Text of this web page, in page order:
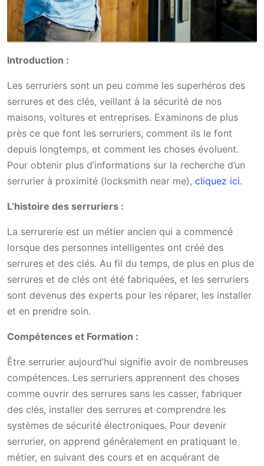
Introduction :
Les serruriers sont un peu comme les superhéros des
serrures et des clés, veillant à la sécurité de nos
maisons, voitures et entreprises. Examinons de plus
près ce que font les serruriers, comment ils le font
depuis longtemps, et comment les choses évoluent.
Pour obtenir plus d’informations sur la recherche d’un
serrurier à proximité (locksmith near me), cliquez ici.
L’histoire des serruriers :
La serrurerie est un métier ancien qui a commencé
lorsque des personnes intelligentes ont créé des
serrures et des clés. Au fil du temps, de plus en plus de
serrures et de clés ont été fabriquées, et les serruriers
sont devenus des experts pour les réparer, les installer
et en prendre soin.
Compétences et Formation :
Être serrurier aujourd’hui signifie avoir de nombreuses
compétences. Les serruriers apprennent des choses
comme ouvrir des serrures sans les casser, fabriquer
des clés, installer des serrures et comprendre les
systèmes de sécurité électroniques. Pour devenir
serrurier, on apprend généralement en pratiquant le
métier, en suivant des cours et en acquérant de